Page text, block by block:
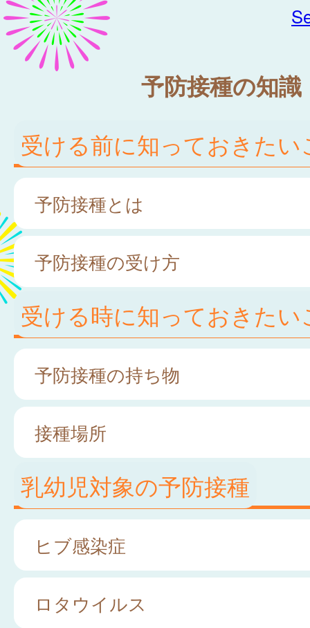
予防接種の知識
受ける前に知っておきたい
予防接種とは
予防接種の受け方
受ける時に知っておきたい
予防接種の持ち物
接種場所
乳幼児対象の予防接種
ヒブ感染症
ロタウイルス